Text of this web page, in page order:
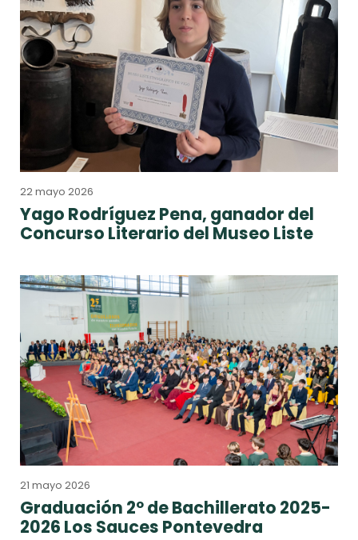
22 mayo 2026
Yago Rodríguez Pena, ganador del
Concurso Literario del Museo Liste
21 mayo 2026
Graduación 2º de Bachillerato 2025-
2026 Los Sauces Pontevedra